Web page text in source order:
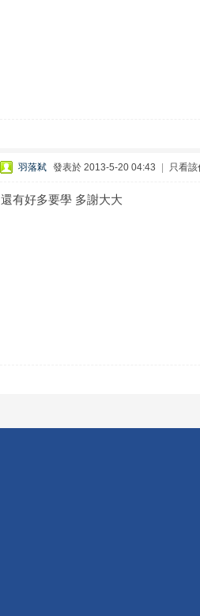
羽落弒 發表於 2013-5-20 04:43 只看該
還有好多要學 多謝大大